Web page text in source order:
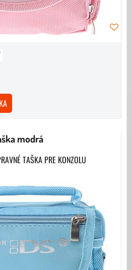
modrá
TAŠKA PRE KONZOLU